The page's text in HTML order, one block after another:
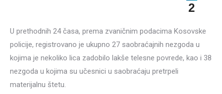
2
U prethodnih 24 časa, prema zvaničnim podacima Kosovske
policije, registrovano je ukupno 27 saobraćajnih nezgoda u
kojima je nekoliko lica zadobilo lakše telesne povrede, kao i 38
nezgoda u kojima su učesnici u saobraćaju pretrpeli
materijalnu štetu.